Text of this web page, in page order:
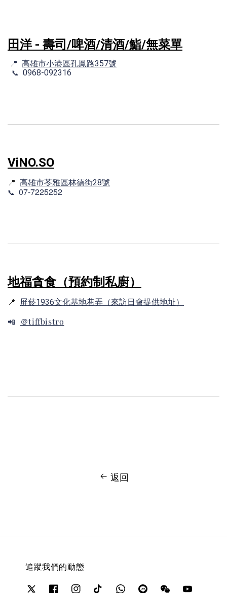
田洋 - 壽司/啤酒/清酒/鮨/無菜單
📍 高雄市小港區孔鳳路357號
📞 0968-092316
ViNO.SO
📍 高雄市苓雅區林德街28號
📞 07-7225252
地福貪食（預約制私廚）
📍 屏菸1936文化基地巷弄（來訪日會提供地址）
📲 ＠tiffbistro
返回
追蹤我們的動態